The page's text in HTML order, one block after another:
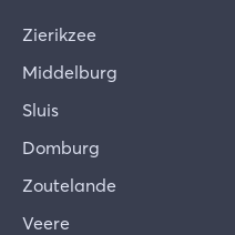
Zierikzee
Middelburg
Sluis
Domburg
Zoutelande
Veere